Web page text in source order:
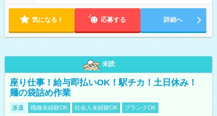
気になる！ 応募する 詳細へ
未読
座り仕事！給与即払いOK！駅チカ！土日休み！
麺の袋詰め作業
派遣 職種未経験OK 社会人未経験OK
ブランクOK